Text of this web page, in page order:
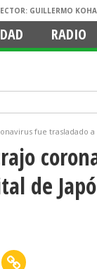
GUILLERMO
RADIO
fue trasladado a
de